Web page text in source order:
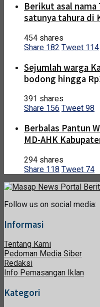
Berikut asal nama
satunya tahura di
454 shares
Share 182 Tweet 114
Sejumlah warga
bodong hingga
391 shares
Share 156 Tweet 98
Berbalas Pantun
MD-AHK
294 shares
Share 118 Tweet 74
Follow us on social media:
Informasi
Tentang Kami
Pedoman Media Siber
Redaksi
Info Pemasangan Iklan
Kategori